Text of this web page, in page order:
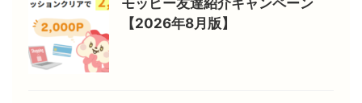
【2026年8月版】